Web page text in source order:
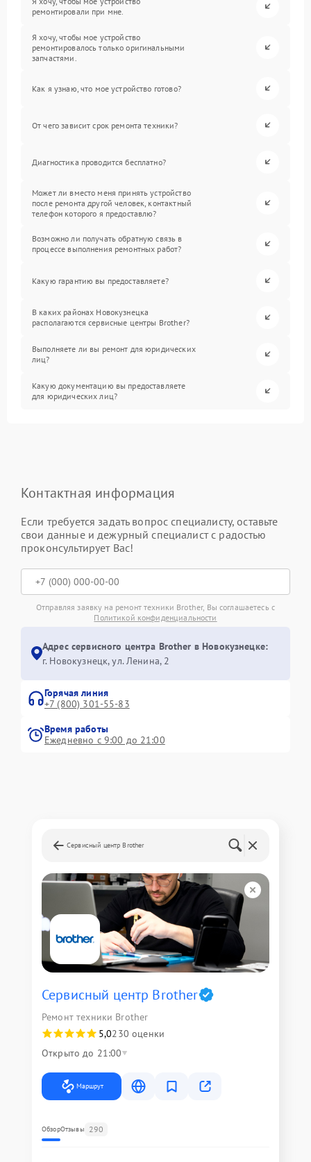
ремонтировали при мне.
Я хочу, чтобы мое устройство
ремонтировалось только оригинальными
запчастями.
Как я узнаю, что мое устройство готово?
От чего зависит срок ремонта техники?
Диагностика проводится бесплатно?
Может ли вместо меня принять устройство
после ремонта другой человек, контактный
телефон которого я предоставлю?
Возможно ли получать обратную связь в
процессе выполнения ремонтных работ?
Какую гарантию вы предоставляете?
В каких районах Новокузнецка
располагаются сервисные центры Brother?
Выполняете ли вы ремонт для юридических
лиц?
Какую документацию вы предоставляете
для юридических лиц?
Контактная информация
Если требуется задать вопрос специалисту, оставьте
свои данные и дежурный специалист с радостью
проконсультирует Вас!
Отправляя заявку на ремонт техники Brother, Вы соглашаетесь с
Политикой конфиденциальности
Адрес сервисного центра Brother в Новокузнецке:
г. Новокузнецк, ул. Ленина, 2
Горячая линия
+7 (800) 301-55-83
Время работы
Ежедневно с 9:00 до 21:00
Сервисный центр Brother
Сервисный центр Brother
Ремонт техники Brother
5,0230 оценки
Открыто до 21:00
Маршрут
ОбзорОтзывы 290